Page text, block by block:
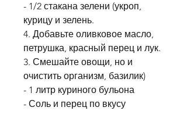
- 1/2 стакана зелени (укроп,
курицу и зелень.
4. Добавьте оливковое масло,
петрушка, красный перец и лук.
3. Смешайте овощи, но и
очистить организм, базилик)
- 1 литр куриного бульона
- Соль и перец по вкусу